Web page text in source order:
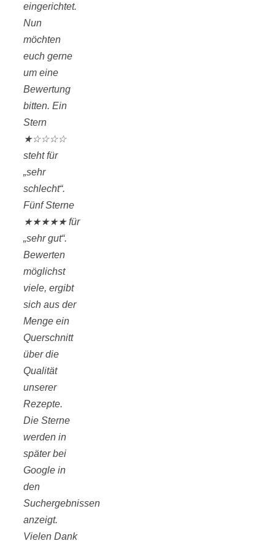
eingerichtet.
Nun
möchten
euch gerne
um eine
Bewertung
bitten. Ein
Stern
★☆☆☆☆
steht für
„sehr
schlecht“.
Fünf Sterne
★★★★★ für
„sehr gut“.
Bewerten
möglichst
viele, ergibt
sich aus der
Menge ein
Querschnitt
über die
Qualität
unserer
Rezepte.
Die Sterne
werden in
später bei
Google in
den
Suchergebnissen
anzeigt.
Vielen Dank